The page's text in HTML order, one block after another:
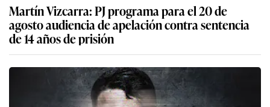
Martín Vizcarra: PJ programa para el 20 de
agosto audiencia de apelación contra sentencia
de 14 años de prisión